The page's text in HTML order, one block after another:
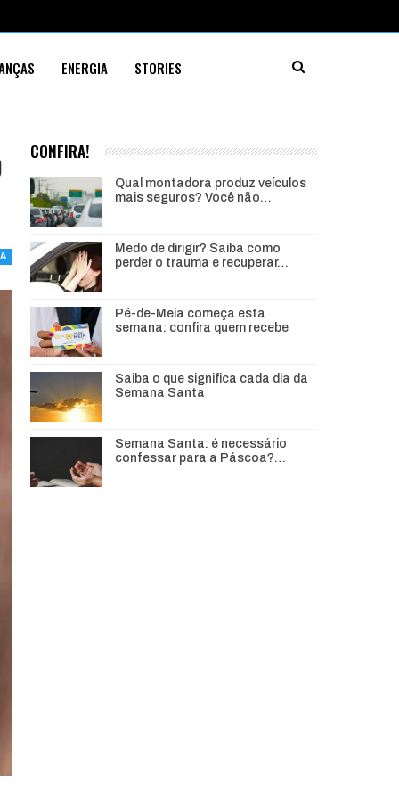
ENERGIA STORIES
CONFIRA!
Qual montadora produz veículos
mais seguros? Você não…
Medo de dirigir? Saiba como
perder o trauma e recuperar…
Pé-de-Meia começa esta
semana: confira quem recebe
Saiba o que significa cada dia da
Semana Santa
Semana Santa: é necessário
confessar para a Páscoa?…